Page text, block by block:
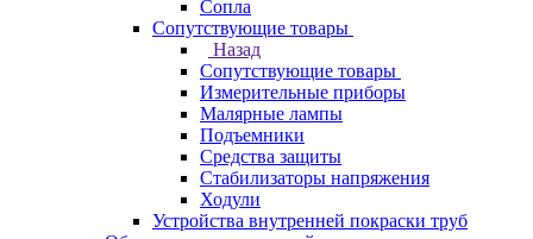
Сопла
Сопутствующие товары
Назад
Сопутствующие товары
Измерительные приборы
Малярные лампы
Подъемники
Средства защиты
Стабилизаторы напряжения
Ходули
Устройства внутренней покраски труб